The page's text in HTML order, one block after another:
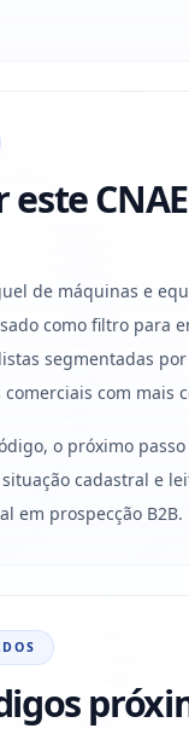
este
de máquinas e
como filtro para
segmentadas
com mais
o próximo
cadastral e
em prospecção B2B.